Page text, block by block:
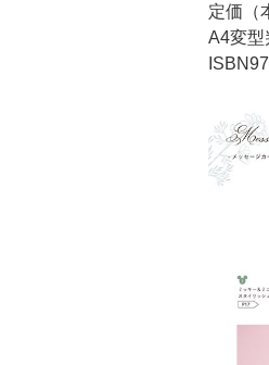
定価（
A4変型